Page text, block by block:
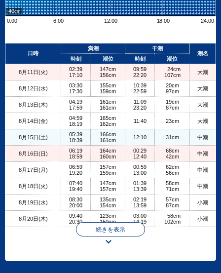
-40
0:00
6:00 12:00 18:00 24:00
+
日時
満潮
干潮
潮名
時刻
潮位 時刻 潮位
8月11日(火)
02:39
17:10
147cm
156cm
09:59
22:20
24cm
107cm
大潮
8月12日(水)
03:30
17:30
155cm
159cm
10:39
22:59
20cm
97cm
大潮
8月13日(木)
04:19
17:59
161cm
161cm
11:09
23:20
19cm
87cm
大潮
8月14日(金)
04:59
18:19
165cm
162cm
11:40 23cm 大潮
8月15日(土)
05:39
18:39
166cm
161cm
12:10 31cm 中潮
8月16日(日)
06:19
18:59
164cm
160cm
00:29
12:40
68cm
42cm
中潮
8月17日(月)
06:59
19:20
157cm
159cm
00:59
13:00
62cm
56cm
中潮
8月18日(火)
07:40
19:40
147cm
157cm
01:39
13:39
58cm
71cm
中潮
8月19日(水)
08:30
20:00
135cm
154cm
02:19
13:59
57cm
87cm
小潮
8月20日(木)
09:40
20:30
123cm
150cm
03:00
14:19
58cm
102cm
小潮
続きを表示